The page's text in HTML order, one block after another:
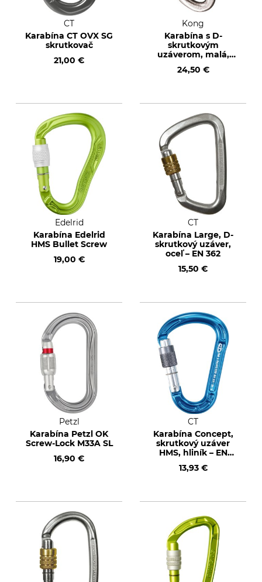
CT
Karabína CT OVX SG
skrutkovač
21,00 €
Kong
Karabína s D-
skrutkovým
uzáverom, malá,
24,50 €
Edelrid
Karabína Edelrid
HMS Bullet Screw
19,00 €
CT
Karabína Large, D-
skrutkový uzáver,
oceľ – EN 362
15,50 €
Petzl
Karabína Petzl OK
Screw-Lock M33A SL
16,90 €
CT
Karabína Concept,
skrutkový uzáver
HMS, hliník – EN
13,93 €